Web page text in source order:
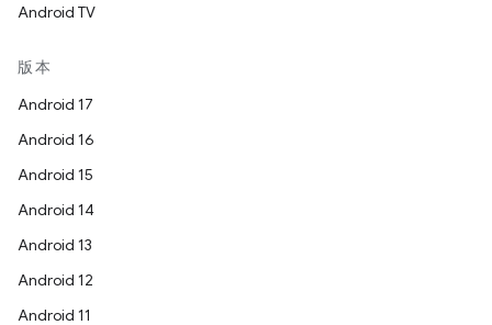
Android TV
版本
Android 17
Android 16
Android 15
Android 14
Android 13
Android 12
Android 11